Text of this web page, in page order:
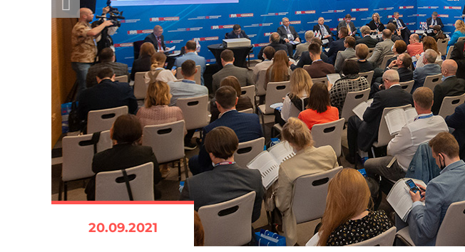
20.09.2021